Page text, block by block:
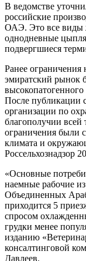
В ведомстве
российские
ОАЭ. Это все виды
однодневные
подвергшиеся
Ранее ограничения
эмиратский рынок
После публикации
организации по
благополучии всей
ограничения были
климата и
Россельхознадзор
«Основные
наемные рабочие
Объединенных
приходится 5
спросом
грудки менее
изданию
консалтинговой
Давлеев.